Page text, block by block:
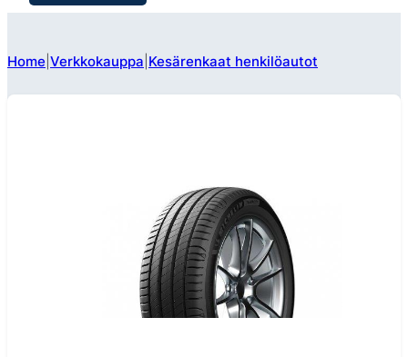
Home Verkkokauppa Kesärenkaat henkilöautot